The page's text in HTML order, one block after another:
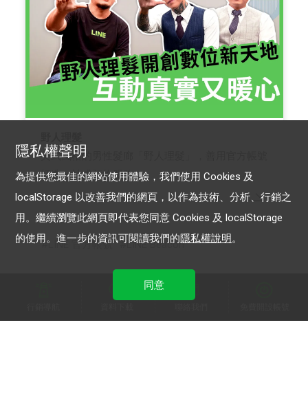
美式風格的男性髮廊「野人理髮」，善用官方帳號
打造一站式預約服務
LINE 官方帳號 LINE Beacon
隱私權聲明
為提供您最佳的網站使用體驗，我們使用 Cookies 及
localStorage 以改善我們的網頁，以作為技術、分析、行銷之
用。繼續瀏覽此網頁即代表您同意 Cookies 及 localStorage
的使用。進一步的資訊可閱讀我們的隱私權說明。
同意